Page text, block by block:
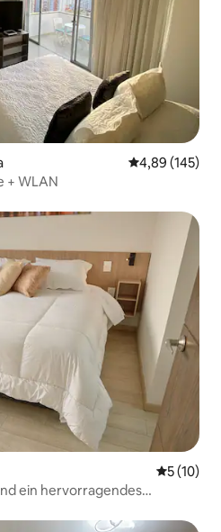
4,89 (145)
+ WLAN
5 (10)
ein hervorragendes